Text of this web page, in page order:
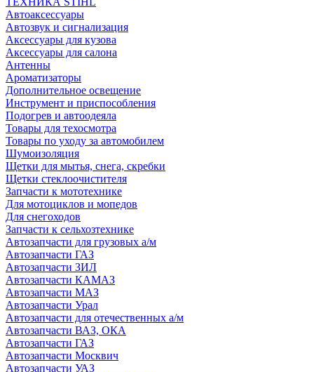
Автоаксессуары
Автозвук и сигнализация
Аксессуары для кузова
Аксессуары для салона
Антенны
Ароматизаторы
Дополнительное освещение
Инструмент и приспособления
Подогрев и автоодеяла
Товары для техосмотра
Товары по уходу за автомобилем
Шумоизоляция
Щетки для мытья, снега, скребки
Щетки стеклоочистителя
Запчасти к мототехнике
Для мотоциклов и мопедов
Для снегоходов
Запчасти к сельхозтехнике
Автозапчасти для грузовых а/м
Автозапчасти ГАЗ
Автозапчасти ЗИЛ
Автозапчасти КАМАЗ
Автозапчасти МАЗ
Автозапчасти Урал
Автозапчасти для отечественных а/м
Автозапчасти ВАЗ, ОКА
Автозапчасти ГАЗ
Автозапчасти Москвич
Автозапчасти УАЗ